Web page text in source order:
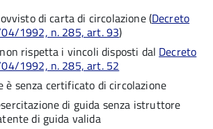
di carta di circolazione (Decreto
1992, n. 285, art. 93)
rispetta i vincoli disposti dal Decreto
1992, n. 285, art. 52
è senza certificato di circolazione
di guida senza istruttore
di guida valida